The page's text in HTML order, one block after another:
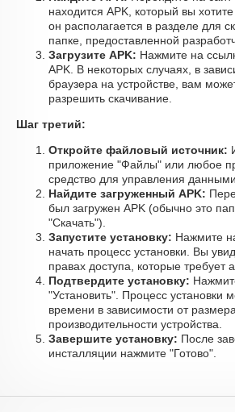
находится APK, который вы
он располагается в разделе для
папке, предоставленной
Загрузите APK: Нажмите на
APK. В некоторых случаях, в
браузера на устройстве, вам
разрешить скачивание.
Шаг третий:
Откройте файловый источник:
приложение "Файлы" или любое
средство для управления
Найдите загруженный APK:
был загружен APK (обычно это
"Скачать").
Запустите установку: Нажмите
начать процесс установки. Вы
правах доступа, которые требует
Подтвердите установку:
"Установить". Процесс установки
времени в зависимости от
производительности устройства.
Завершите установку: После
инсталляции нажмите "Готово".